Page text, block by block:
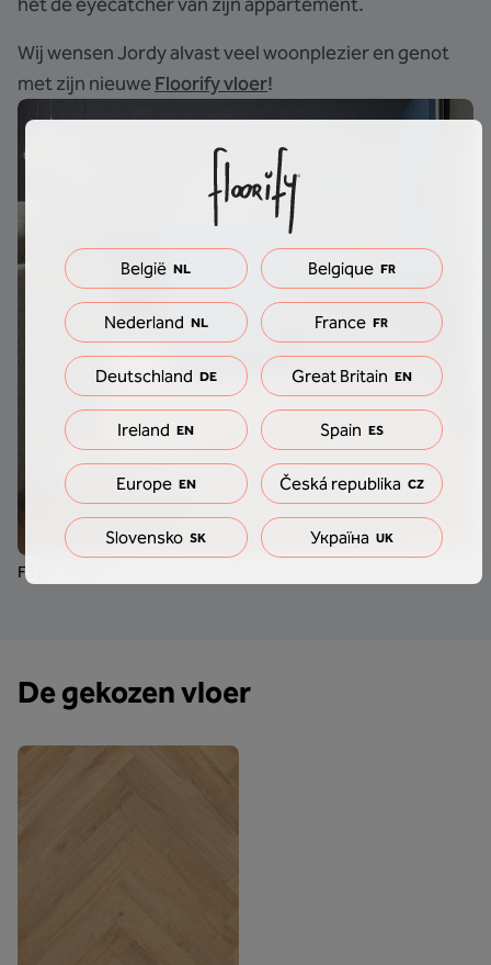
Wij wensen Jordy alvast veel woonplezier en genot
met zijn nieuwe Floorify vloer!
F318 - Toro
De gekozen vloer
België NL Belgique FR
Nederland NL France FR
Deutschland DE Great Britain EN
Ireland EN Spain ES
Europe EN Česká republika CZ
Slovensko SK Україна UK